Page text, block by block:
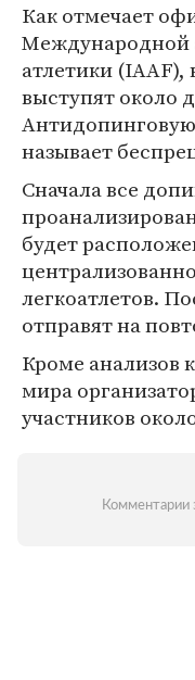
Как отмечает
Международной
атлетики
выступят около
называет
Сначала все
будет
легкоатлетов.
отправят на
Кроме анализов
мира
участников
Комментарии